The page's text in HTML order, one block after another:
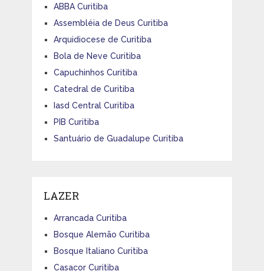
ABBA Curitiba
Assembléia de Deus Curitiba
Arquidiocese de Curitiba
Bola de Neve Curitiba
Capuchinhos Curitiba
Catedral de Curitiba
Iasd Central Curitiba
PIB Curitiba
Santuário de Guadalupe Curitiba
LAZER
Arrancada Curitiba
Bosque Alemão Curitiba
Bosque Italiano Curitiba
Casacor Curitiba